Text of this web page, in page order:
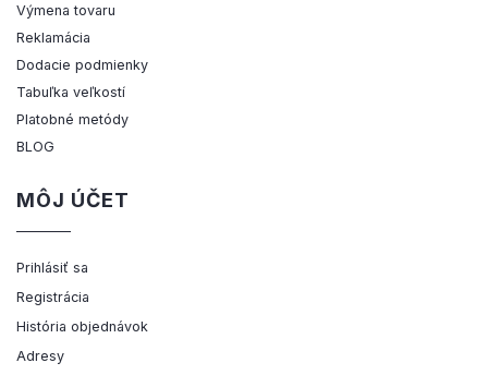
Výmena tovaru
Reklamácia
Dodacie podmienky
Tabuľka veľkostí
Platobné metódy
BLOG
MÔJ ÚČET
Prihlásiť sa
Registrácia
História objednávok
Adresy